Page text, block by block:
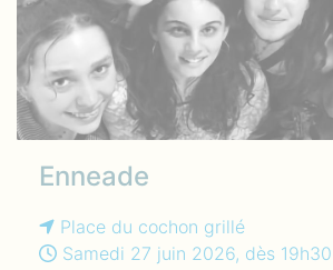
Enneade
Place du cochon grillé
Samedi 27 juin 2026, dès 19h30